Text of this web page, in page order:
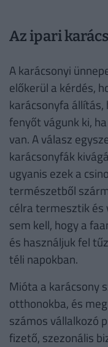
Az ipari
A karácsonyi
előkerül a kérdés,
karácsonyfa állítás,
fenyőt vágunk ki,
van. A válasz
karácsonyfák
ugyanis ezek a
természetből
célra termesztik és
sem kell, hogy a
és használjuk fel
téli napokban.
Mióta a karácsony
otthonokba, és
számos vállalkozó
fizető, szezonális